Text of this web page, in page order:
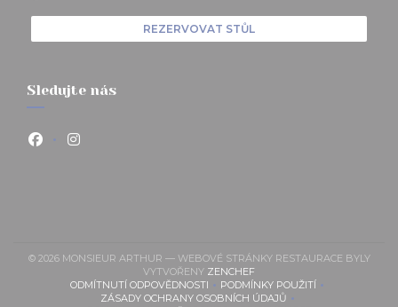
REZERVOVAT STŮL
Sledujte nás
Facebook ((otevře se v novém okně))
Instagram ((otevře se v novém okně))
© 2026 MONSIEUR ARTHUR — WEBOVÉ STRÁNKY RESTAURACE BYLY
VYTVOŘENY ZENCHEF((OTEVŘE SE V NOVÉM
ODMÍTNUTÍ ODPOVĚDNOSTI((OTEVŘE SE V NOVÉM OKNĚ))
PODMÍNKY POUŽITÍ((OTEVŘE SE V NOVÉM
ZÁSADY OCHRANY OSOBNÍCH ÚDAJŮ
((OTEVŘE SE V NOVÉM OKNĚ))